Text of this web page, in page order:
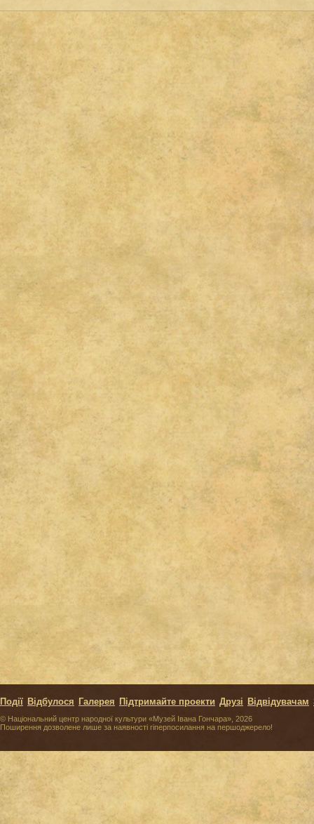
© Національний центр народної культури «Музей Івана Гончара», 2026
Поширення дозволене лише за наявності гіперпосилання на першоджерело!
Події Відбулося Галерея Підтримайте проекти Друзі Відвідувачам